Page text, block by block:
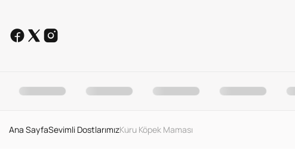
Ana SayfaSevimli DostlarımızKuru Köpek Maması